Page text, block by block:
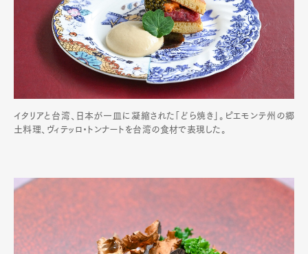
イタリアと台湾、日本が一皿に凝縮された「どら焼き」。ピエモンテ州の郷
土料理、ヴィテッロ・トンナートを台湾の食材で表現した。